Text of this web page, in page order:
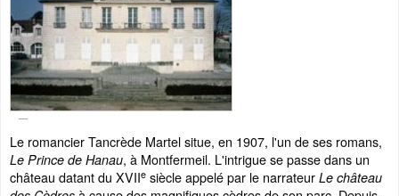
Le romancier Tancrède Martel situe, en 1907, l'un de ses romans,
Le Prince de Hanau, à Montfermeil. L'intrigue se passe dans un
château datant du XVIIe siècle appelé par le narrateur Le château